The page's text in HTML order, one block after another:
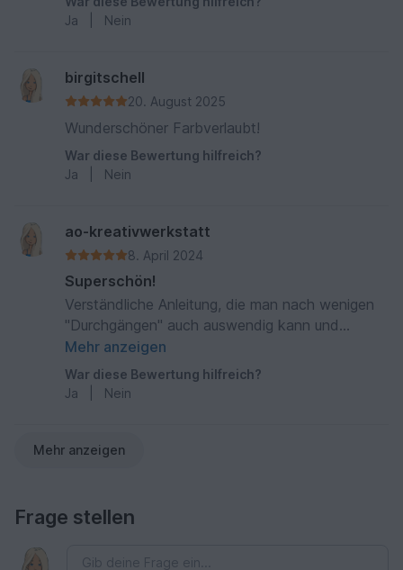
Ja
Nein
birgitschell
20. August 2025
Wunderschöner Farbverlaubt!
War diese Bewertung hilfreich?
Ja
Nein
ao-kreativwerkstatt
8. April 2024
Superschön!
Verständliche Anleitung, die man nach wenigen
"Durchgängen" auch auswendig kann und
durchaus fernseh-tauglich ist.
Mehr anzeigen
War diese Bewertung hilfreich?
Ja
Nein
Mehr anzeigen
Frage stellen